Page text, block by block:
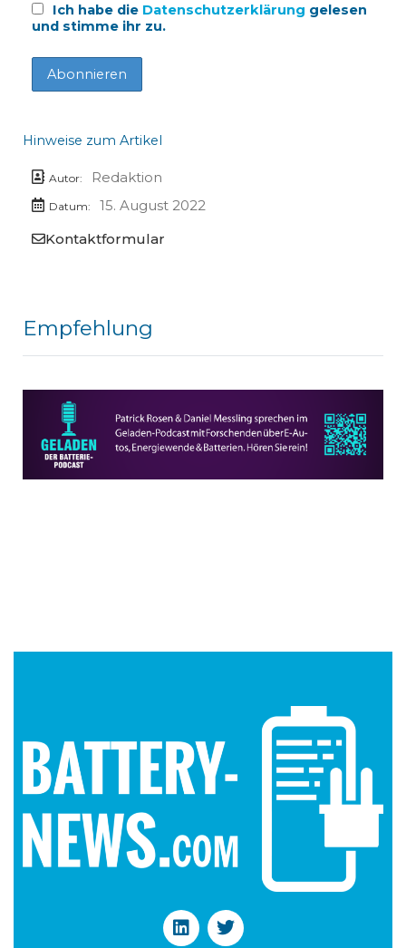
Ich habe die Datenschutzerklärung gelesen
und stimme ihr zu.
Hinweise zum Artikel
Autor: Redaktion
Datum:
15. August 2022
Kontaktformular
Empfehlung
L
i
T
w